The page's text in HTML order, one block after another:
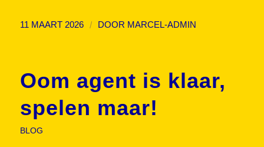
11 MAART 2026 / DOOR MARCEL-ADMIN
Oom agent is klaar,
spelen maar!
BLOG